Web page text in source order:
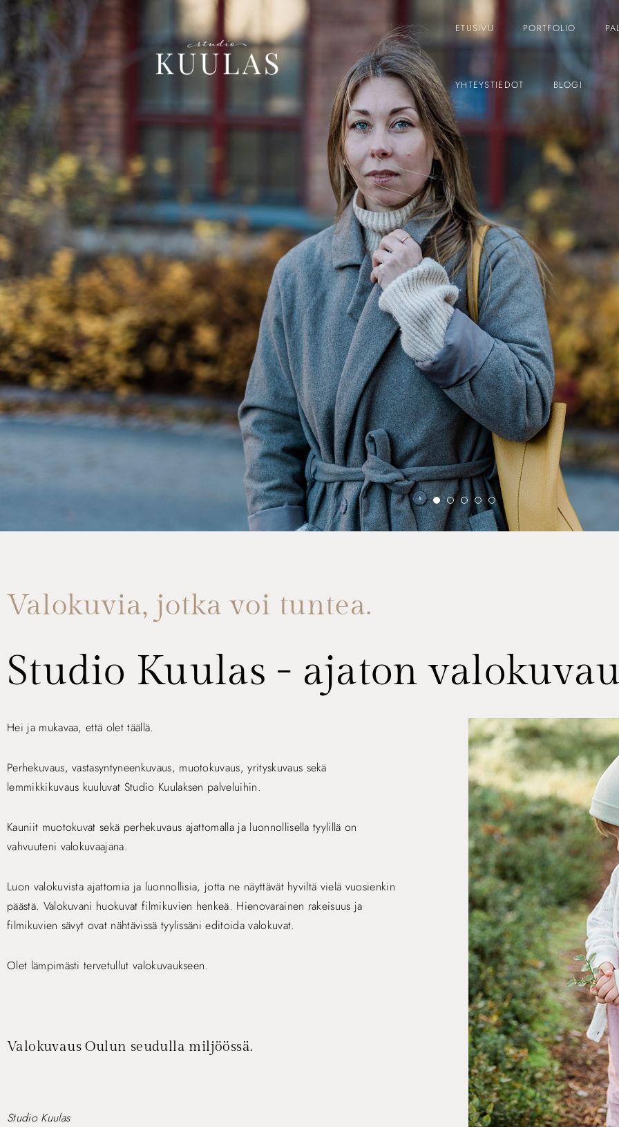
ETUSIVU PORTFOLIO
YHTEYSTIEDOT BLOGI
Valokuvia, jotka voi tuntea.
Studio Kuulas - ajaton
Hei ja mukavaa, että olet täällä.
Perhekuvaus, vastasyntyneenkuvaus, muotokuvaus, yrityskuvaus sekä
lemmikkikuvaus kuuluvat Studio Kuulaksen palveluihin.
Kauniit muotokuvat sekä perhekuvaus ajattomalla ja luonnollisella tyylillä on
vahvuuteni valokuvaajana.
Luon valokuvista ajattomia ja luonnollisia, jotta ne näyttävät hyviltä vielä vuosienkin
päästä. Valokuvani huokuvat filmikuvien henkeä. Hienovarainen rakeisuus ja
filmikuvien sävyt ovat nähtävissä tyylissäni editoida valokuvat.
Olet lämpimästi tervetullut valokuvaukseen.
Valokuvaus Oulun seudulla miljöössä.
Studio Kuulas